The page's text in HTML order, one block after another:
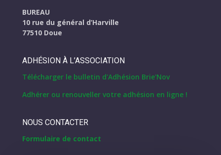
BUREAU
10 rue du général d’Harville
77510 Doue
ADHÉSION À L’ASSOCIATION
Télécharger le bulletin d'Adhésion Brie'Nov
Adhérer ou renouveller votre adhésion en ligne !
NOUS CONTACTER
Formulaire de contact